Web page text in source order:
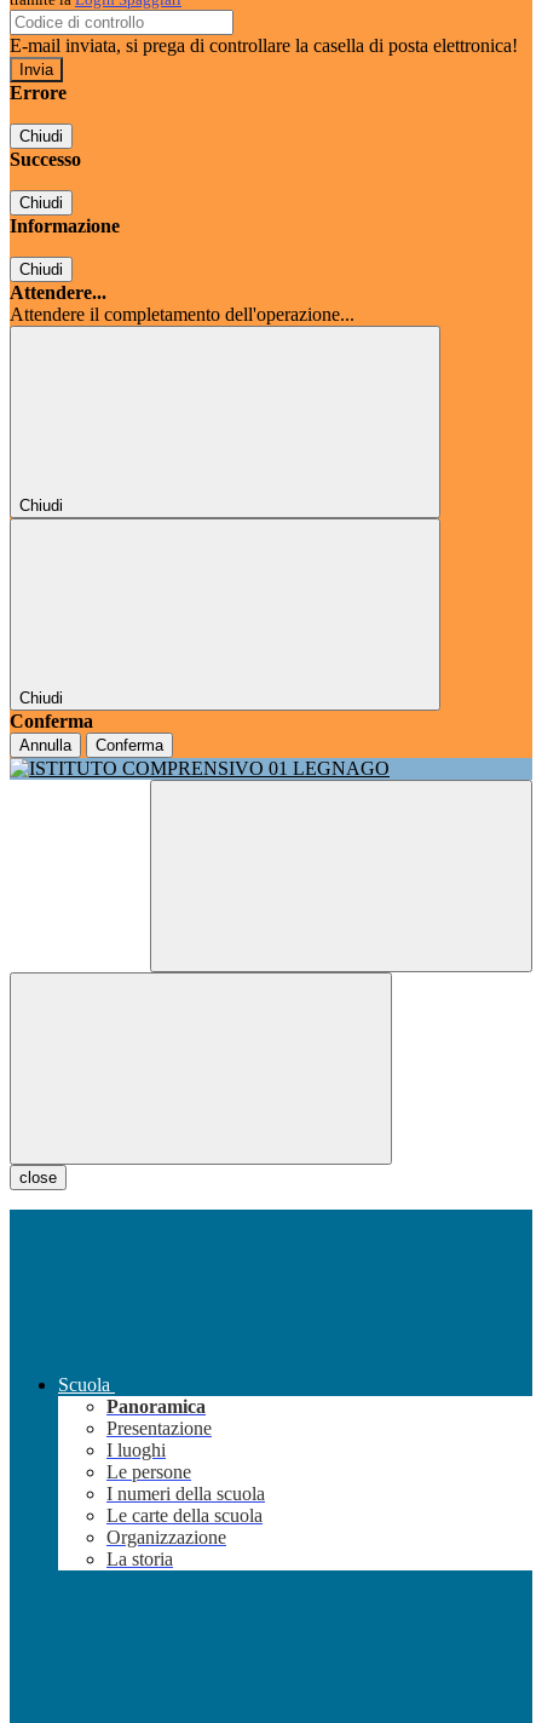
E-mail inviata, si prega di controllare la casella di posta elettronica!
Errore
Chiudi
Successo
Chiudi
Informazione
Chiudi
Attendere...
Attendere il completamento dell'operazione...
Chiudi
Chiudi
Conferma
Annulla Conferma
close
Scuola
Panoramica
Presentazione
I luoghi
Le persone
I numeri della scuola
Le carte della scuola
Organizzazione
La storia